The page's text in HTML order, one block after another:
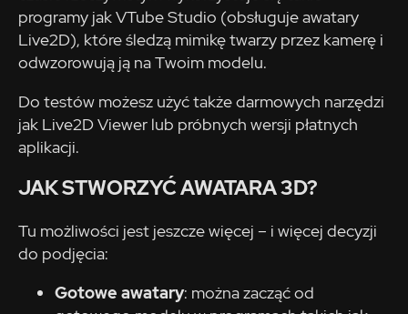
programy jak VTube Studio (obsługuje awatary
Live2D), które śledzą mimikę twarzy przez kamerę i
odwzorowują ją na Twoim modelu.
Do testów możesz użyć także darmowych narzędzi
jak Live2D Viewer lub próbnych wersji płatnych
aplikacji.
JAK STWORZYĆ AWATARA 3D?
Tu możliwości jest jeszcze więcej – i więcej decyzji
do podjęcia:
Gotowe awatary: można zacząć od